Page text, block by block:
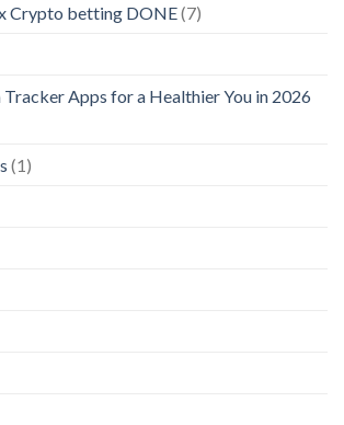
Crypto betting DONE(7)
Apps for a Healthier You in 2026
(1)